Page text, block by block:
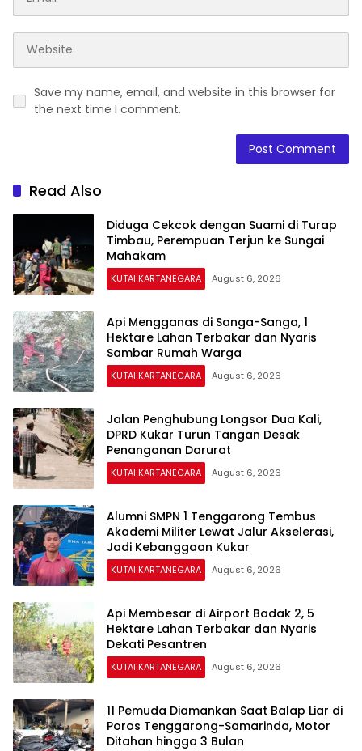
Save my name, email, and website in this browser for
the next time I comment.
Read Also
Diduga Cekcok dengan Suami di Turap
Timbau, Perempuan Terjun ke Sungai
Mahakam
KUTAI KARTANEGARA August 6, 2026
Api Mengganas di Sanga-Sanga, 1
Hektare Lahan Terbakar dan Nyaris
Sambar Rumah Warga
KUTAI KARTANEGARA August 6, 2026
Jalan Penghubung Longsor Dua Kali,
DPRD Kukar Turun Tangan Desak
Penanganan Darurat
KUTAI KARTANEGARA August 6, 2026
Alumni SMPN 1 Tenggarong Tembus
Akademi Militer Lewat Jalur Akselerasi,
Jadi Kebanggaan Kukar
KUTAI KARTANEGARA August 6, 2026
Api Membesar di Airport Badak 2, 5
Hektare Lahan Terbakar dan Nyaris
Dekati Pesantren
KUTAI KARTANEGARA August 6, 2026
11 Pemuda Diamankan Saat Balap Liar di
Poros Tenggarong-Samarinda, Motor
Ditahan hingga 3 Bulan